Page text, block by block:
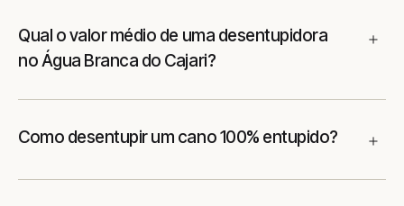
Qual o valor médio de uma desentupidora
no Água Branca do Cajari?
Como desentupir um cano 100% entupido?